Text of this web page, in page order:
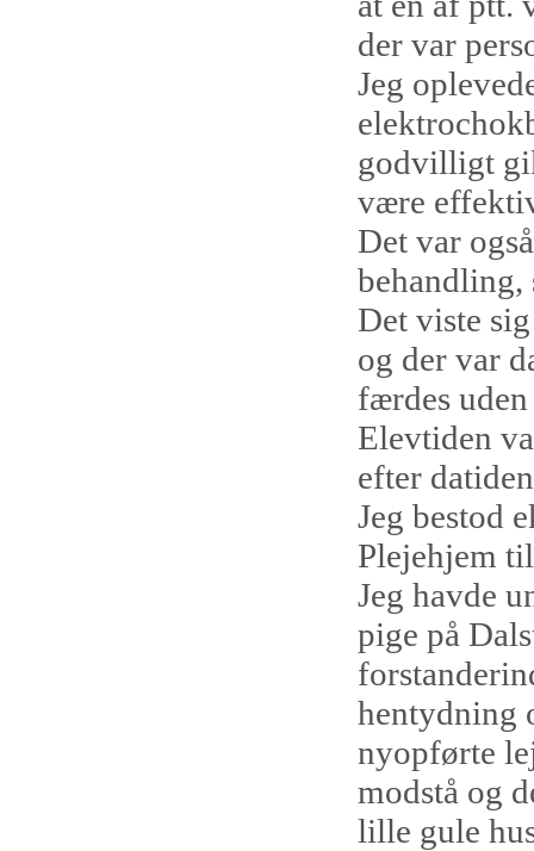
der var
Jeg
godvilligt
være
Det var
behandling,
Det viste
og der var
færdes
Elevtiden
efter
Jeg bestod
Plejehjem
Jeg havde
pige på
hentydning
nyopførte
modstå og
lille gule